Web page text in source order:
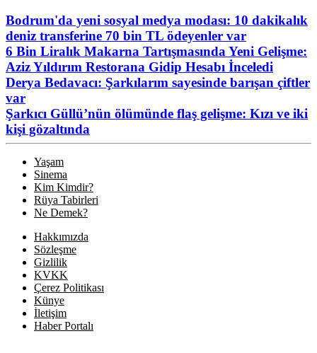
Bodrum'da yeni sosyal medya modası: 10 dakikalık
deniz transferine 70 bin TL ödeyenler var
6 Bin Liralık Makarna Tartışmasında Yeni Gelişme:
Aziz Yıldırım Restorana Gidip Hesabı İnceledi
Derya Bedavacı: Şarkılarım sayesinde barışan çiftler
var
Şarkıcı Güllü’nün ölümünde flaş gelişme: Kızı ve iki
kişi gözaltında
Yaşam
Sinema
Kim Kimdir?
Rüya Tabirleri
Ne Demek?
Hakkımızda
Sözleşme
Gizlilik
KVKK
Çerez Politikası
Künye
İletişim
Haber Portalı